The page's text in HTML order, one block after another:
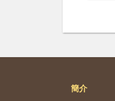
簡介